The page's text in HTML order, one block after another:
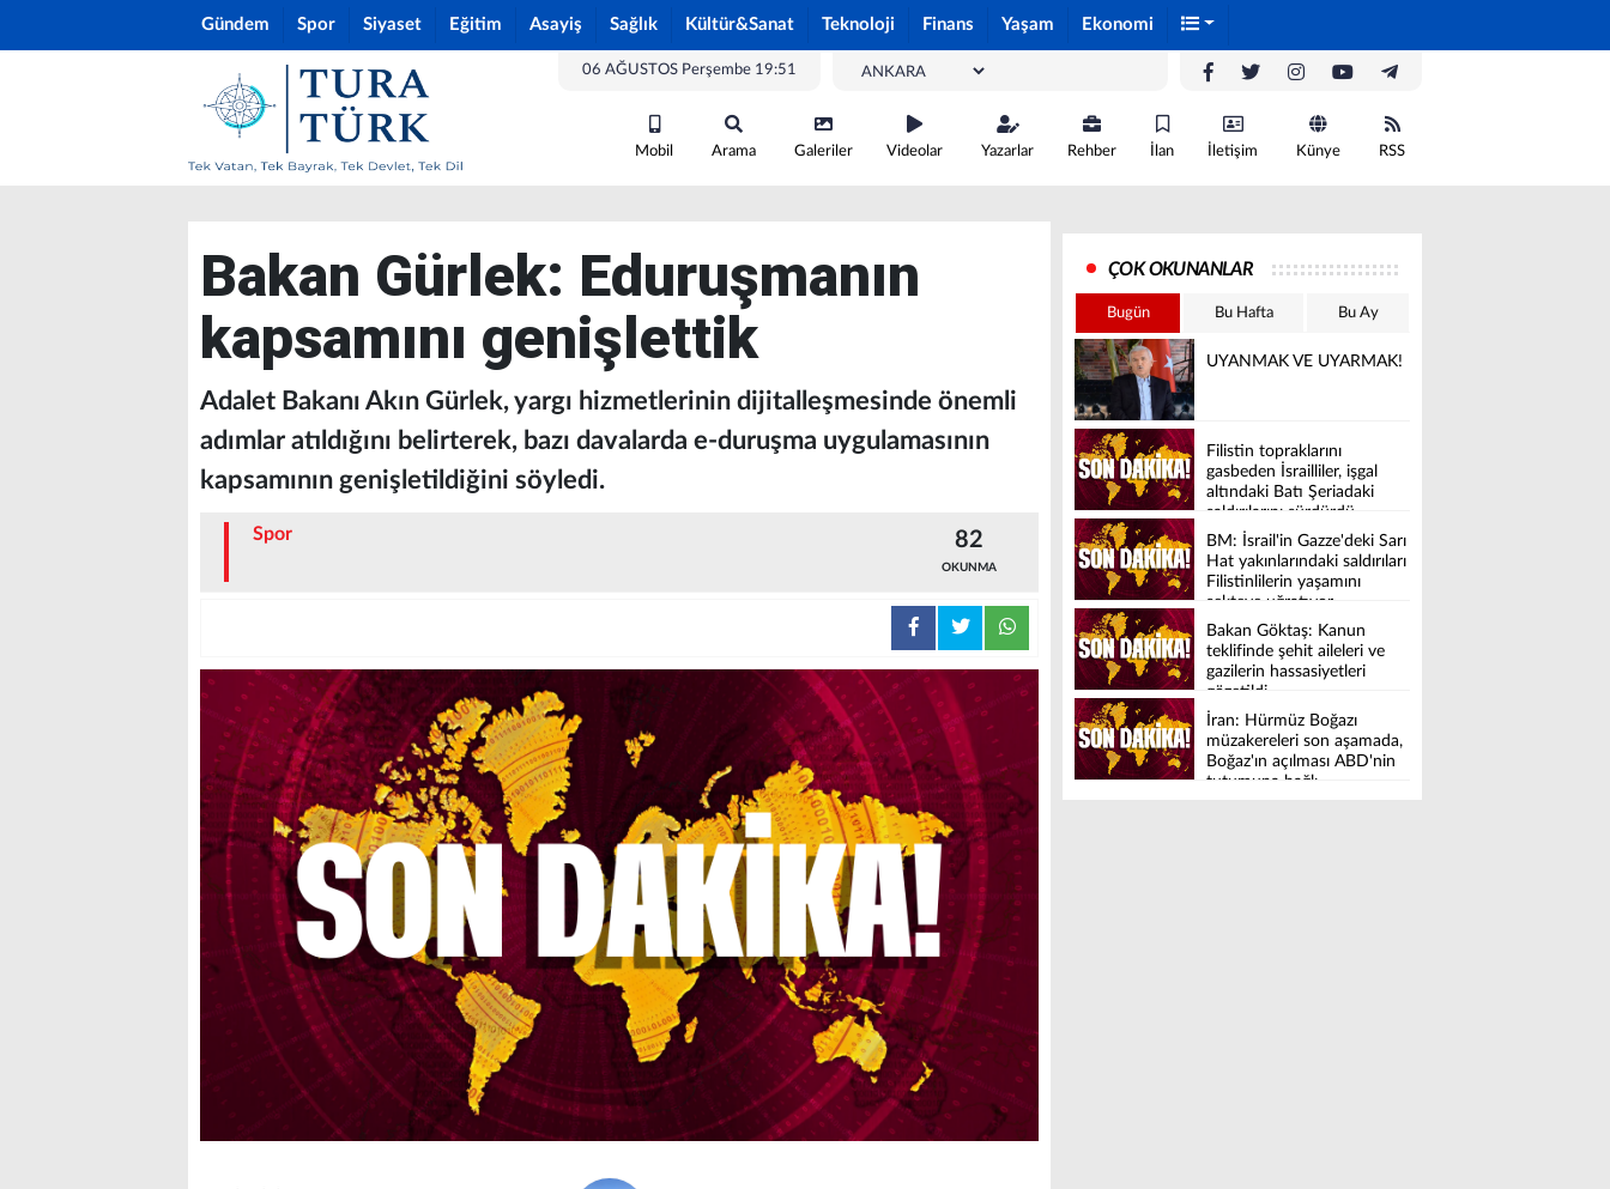
Gündem Spor Siyaset Eğitim Asayiş Sağlık Kültür&Sanat Teknoloji Finans Yaşam Ekonomi
06 AĞUSTOS Perşembe 19:51
Mobil Arama Galeriler Videolar Yazarlar Rehber İlan İletişim Künye RSS
Bakan Gürlek: Eduruşmanın
kapsamını genişlettik
Adalet Bakanı Akın Gürlek, yargı hizmetlerinin dijitalleşmesinde önemli
adımlar atıldığını belirterek, bazı davalarda e-duruşma uygulamasının
kapsamının genişletildiğini söyledi.
Spor 82
OKUNMA
ÇOK OKUNANLAR
Bugün Bu Hafta Bu Ay
UYANMAK VE UYARMAK!
Filistin topraklarını
gasbeden İsrailliler, işgal
altındaki Batı Şeriadaki
saldırılarını sürdürdü
BM: İsrail'in Gazze'deki Sarı
Hat yakınlarındaki saldırıları
Filistinlilerin yaşamını
sekteye uğratıyor
Bakan Göktaş: Kanun
teklifinde şehit aileleri ve
gazilerin hassasiyetleri
gözetildi
İran: Hürmüz Boğazı
müzakereleri son aşamada,
Boğaz'ın açılması ABD'nin
tutumuna bağlı